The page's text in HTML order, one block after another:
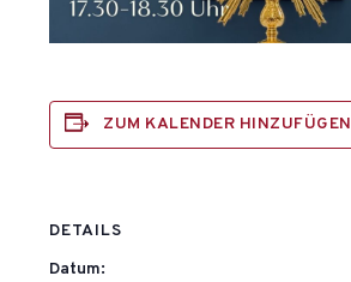
ZUM KALENDER HINZUFÜGEN
DETAILS
Datum: